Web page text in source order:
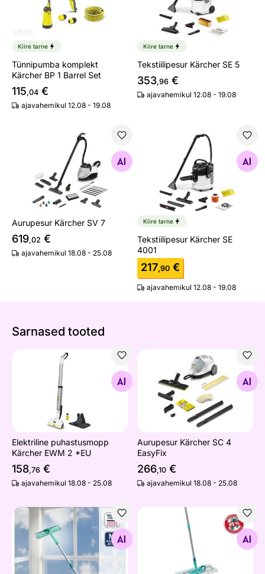
Kiire tarne
Tünnipumba komplekt
Kärcher BP 1 Barrel Set
115,04 €
ajavahemikul 12.08 - 19.08
Kiire tarne
Tekstiilipesur Kärcher SE 5
353,96 €
ajavahemikul 12.08 - 19.08
Aurupesur Kärcher SV 7
Otsi sarnaseid
Aurupesur Kärcher SV 7
619,02 €
ajavahemikul 18.08 - 25.08
Tekstiilipesur Kärcher SE
Otsi sarnaseid
Kiire tarne
Tekstiilipesur Kärcher SE
4001
217,90 €
ajavahemikul 12.08 - 19.08
Sarnased tooted
Elektriline puhastusmopp Kärcher EWM 2 *EU
Elektriline puhastusmopp
Kärcher EWM 2 *EU
158,76 €
ajavahemikul 18.08 - 25.08
Aurupesur Kärcher SC 4
Otsi sarnaseid
Aurupesur Kärcher SC 4
EasyFix
266,10 €
ajavahemikul 18.08 - 25.08
Aknapesija Leifheit Wet&Dry teleskoopvarrega
Otsi sarnaseid
Põrandapesija Lefheit Proxi
Otsi sarnaseid